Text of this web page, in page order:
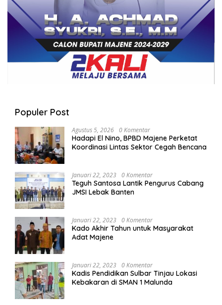
Populer Post
Agustus 5, 2026 0 Komentar
Hadapi El Nino, BPBD Majene Perketat
Koordinasi Lintas Sektor Cegah Bencana
Januari 22, 2023 0 Komentar
Teguh Santosa Lantik Pengurus Cabang
JMSI Lebak Banten
Januari 22, 2023 0 Komentar
Kado Akhir Tahun untuk Masyarakat
Adat Majene
Januari 22, 2023 0 Komentar
Kadis Pendidikan Sulbar Tinjau Lokasi
Kebakaran di SMAN 1 Malunda